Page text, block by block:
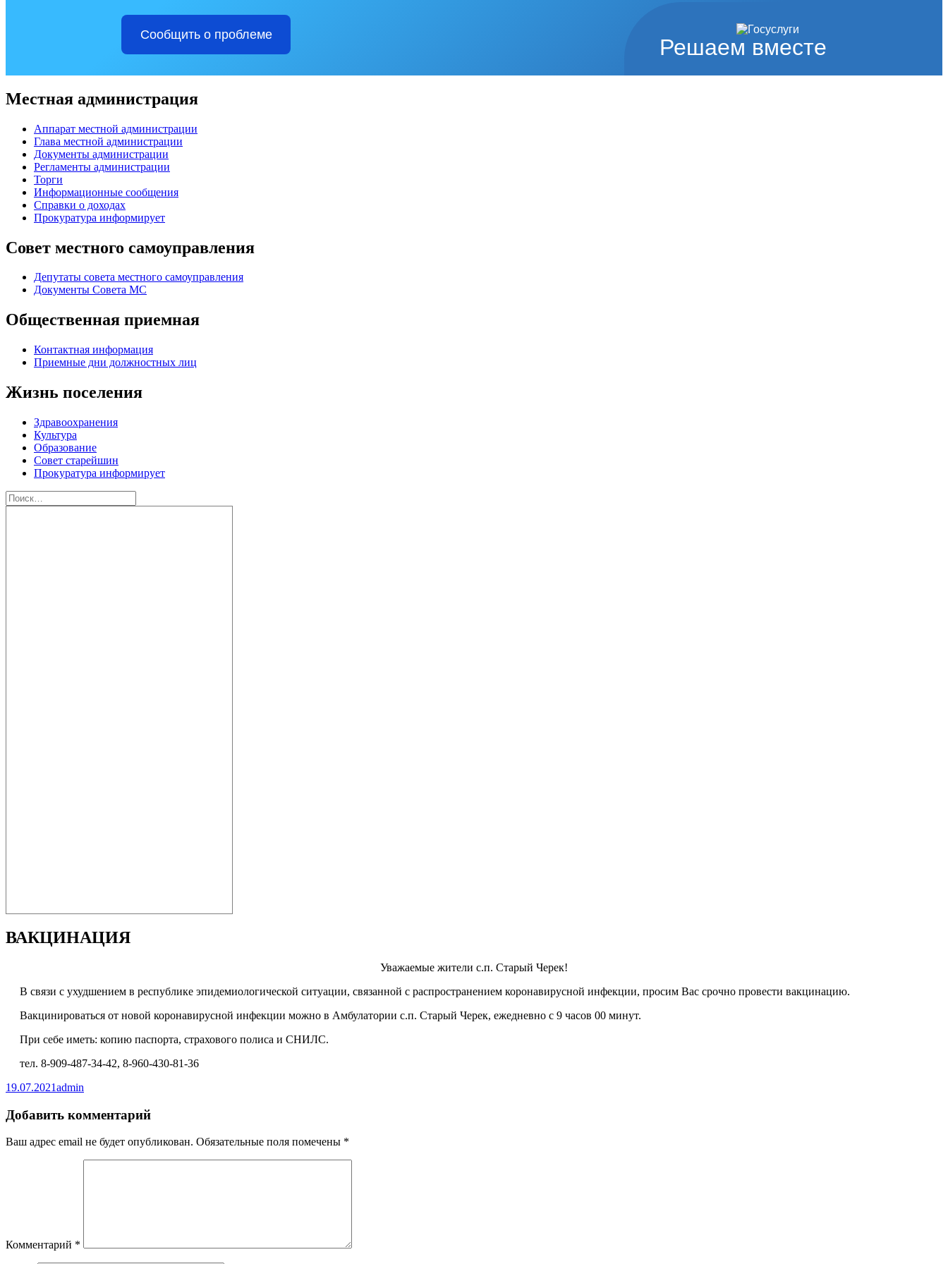
Решаем вместе
Сообщить о проблеме
Местная администрация
Аппарат местной администрации
Глава местной администрации
Документы администрации
Регламенты администрации
Торги
Информационные сообщения
Справки о доходах
Прокуратура информирует
Совет местного самоуправления
Депутаты совета местного самоуправления
Документы Совета МС
Общественная приемная
Контактная информация
Приемные дни должностных лиц
Жизнь поселения
Здравоохранения
Культура
Образование
Совет старейшин
Прокуратура информирует
Найти:
ВАКЦИНАЦИЯ
Уважаемые жители с.п. Старый Черек!
В связи с ухудшением в республике эпидемиологической ситуации, связанной с распространением коронавирусной инфекции, просим Вас срочно провести вакцинацию.
Вакцинироваться от новой коронавирусной инфекции можно в Амбулатории с.п. Старый Черек, ежедневно с 9 часов 00 минут.
При себе иметь: копию паспорта, страхового полиса и СНИЛС.
тел. 8-909-487-34-42, 8-960-430-81-36
Опубликовано
19.07.2021Автор
admin
Добавить комментарий
Ваш адрес email не будет опубликован. Обязательные поля помечены *
Комментарий *